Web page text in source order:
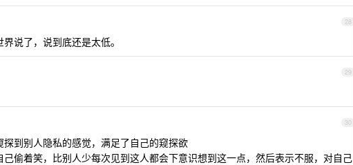
28
说了，说到底还是太低。
29
30
到别人隐私的感觉，满足了自己的窥探欲
偷着笑，比别人少每次见到这人都会下意识想到这一点，然后表示不服，对自己